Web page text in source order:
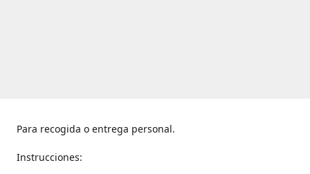
Para recogida o entrega personal.
Instrucciones: